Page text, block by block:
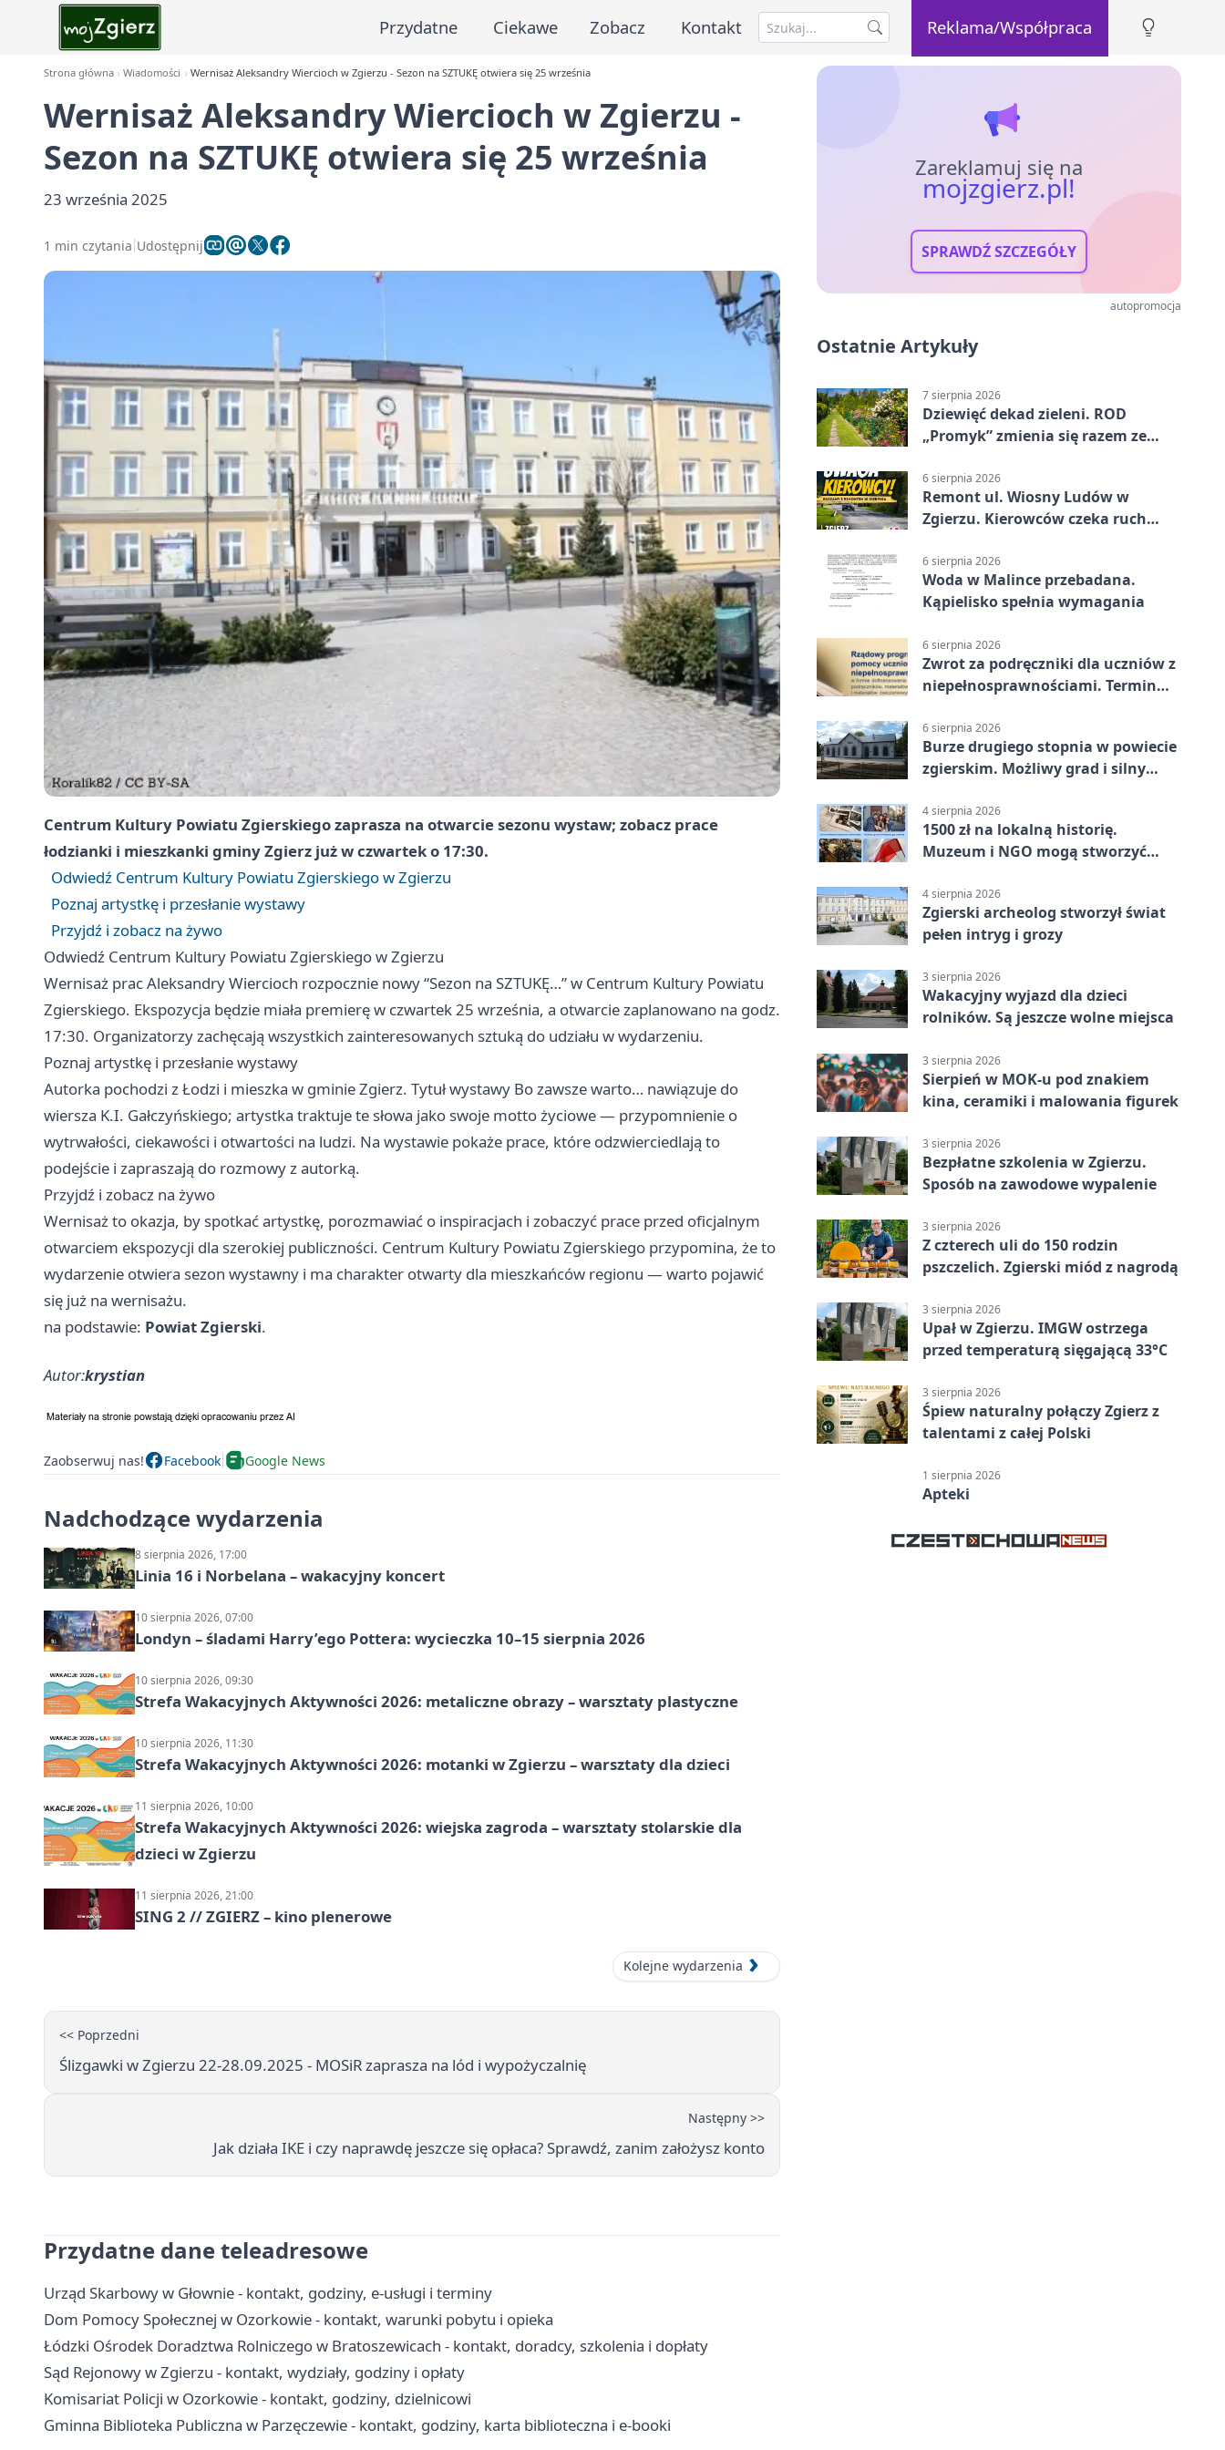
Przydatne Ciekawe Zobacz Kontakt Reklama/Współpraca
Strona główna Wiadomości Wernisaż Aleksandry Wiercioch w Zgierzu - Sezon na SZTUKĘ otwiera się 25 września
Wernisaż Aleksandry Wiercioch w Zgierzu -
Sezon na SZTUKĘ otwiera się 25 września
23 września 2025
1 min czytania Udostępnij
Centrum Kultury Powiatu Zgierskiego zaprasza na otwarcie sezonu wystaw; zobacz prace
łodzianki i mieszkanki gminy Zgierz już w czwartek o 17:30.
Odwiedź Centrum Kultury Powiatu Zgierskiego w Zgierzu
Poznaj artystkę i przesłanie wystawy
Przyjdź i zobacz na żywo
Odwiedź Centrum Kultury Powiatu Zgierskiego w Zgierzu
Wernisaż prac Aleksandry Wiercioch rozpocznie nowy “Sezon na SZTUKĘ…” w Centrum Kultury Powiatu
Zgierskiego. Ekspozycja będzie miała premierę w czwartek 25 września, a otwarcie zaplanowano na godz.
17:30. Organizatorzy zachęcają wszystkich zainteresowanych sztuką do udziału w wydarzeniu.
Poznaj artystkę i przesłanie wystawy
Autorka pochodzi z Łodzi i mieszka w gminie Zgierz. Tytuł wystawy Bo zawsze warto… nawiązuje do
wiersza K.I. Gałczyńskiego; artystka traktuje te słowa jako swoje motto życiowe — przypomnienie o
wytrwałości, ciekawości i otwartości na ludzi. Na wystawie pokaże prace, które odzwierciedlają to
podejście i zapraszają do rozmowy z autorką.
Przyjdź i zobacz na żywo
Wernisaż to okazja, by spotkać artystkę, porozmawiać o inspiracjach i zobaczyć prace przed oficjalnym
otwarciem ekspozycji dla szerokiej publiczności. Centrum Kultury Powiatu Zgierskiego przypomina, że to
wydarzenie otwiera sezon wystawny i ma charakter otwarty dla mieszkańców regionu — warto pojawić
się już na wernisażu.
na podstawie: Powiat Zgierski.
Autor:krystian
Zaobserwuj nas! Facebook Google News
Nadchodzące wydarzenia
8 sierpnia 2026, 17:00
Linia 16 i Norbelana – wakacyjny koncert
10 sierpnia 2026, 07:00
Londyn – śladami Harry’ego Pottera: wycieczka 10–15 sierpnia 2026
10 sierpnia 2026, 09:30
Strefa Wakacyjnych Aktywności 2026: metaliczne obrazy – warsztaty plastyczne
10 sierpnia 2026, 11:30
Strefa Wakacyjnych Aktywności 2026: motanki w Zgierzu – warsztaty dla dzieci
11 sierpnia 2026, 10:00
Strefa Wakacyjnych Aktywności 2026: wiejska zagroda – warsztaty stolarskie dla
dzieci w Zgierzu
11 sierpnia 2026, 21:00
SING 2 // ZGIERZ – kino plenerowe
Kolejne wydarzenia
<< Poprzedni
Ślizgawki w Zgierzu 22-28.09.2025 - MOSiR zaprasza na lód i wypożyczalnię
Następny >>
Jak działa IKE i czy naprawdę jeszcze się opłaca? Sprawdź, zanim założysz konto
Przydatne dane teleadresowe
Urząd Skarbowy w Głownie - kontakt, godziny, e-usługi i terminy
Dom Pomocy Społecznej w Ozorkowie - kontakt, warunki pobytu i opieka
Łódzki Ośrodek Doradztwa Rolniczego w Bratoszewicach - kontakt, doradcy, szkolenia i dopłaty
Sąd Rejonowy w Zgierzu - kontakt, wydziały, godziny i opłaty
Komisariat Policji w Ozorkowie - kontakt, godziny, dzielnicowi
Gminna Biblioteka Publiczna w Parzęczewie - kontakt, godziny, karta biblioteczna i e-booki
Zareklamuj się na
mojzgierz.pl!
SPRAWDŹ SZCZEGÓŁY
autopromocja
Ostatnie Artykuły
7 sierpnia 2026
Dziewięć dekad zieleni. ROD
„Promyk” zmienia się razem ze
6 sierpnia 2026
Remont ul. Wiosny Ludów w
Zgierzu. Kierowców czeka ruch
6 sierpnia 2026
Woda w Malince przebadana.
Kąpielisko spełnia wymagania
6 sierpnia 2026
Zwrot za podręczniki dla uczniów z
niepełnosprawnościami. Termin
6 sierpnia 2026
Burze drugiego stopnia w powiecie
zgierskim. Możliwy grad i silny
4 sierpnia 2026
1500 zł na lokalną historię.
Muzeum i NGO mogą stworzyć
4 sierpnia 2026
Zgierski archeolog stworzył świat
pełen intryg i grozy
3 sierpnia 2026
Wakacyjny wyjazd dla dzieci
rolników. Są jeszcze wolne miejsca
3 sierpnia 2026
Sierpień w MOK-u pod znakiem
kina, ceramiki i malowania figurek
3 sierpnia 2026
Bezpłatne szkolenia w Zgierzu.
Sposób na zawodowe wypalenie
3 sierpnia 2026
Z czterech uli do 150 rodzin
pszczelich. Zgierski miód z nagrodą
3 sierpnia 2026
Upał w Zgierzu. IMGW ostrzega
przed temperaturą sięgającą 33°C
3 sierpnia 2026
Śpiew naturalny połączy Zgierz z
talentami z całej Polski
1 sierpnia 2026
Apteki